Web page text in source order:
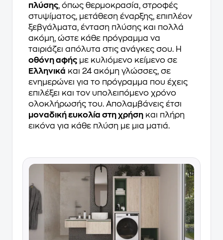
πλύσης, όπως θερμοκρασία, στροφές
στυψίματος, μετάθεση έναρξης, επιπλέον
ξεβγάλματα, ένταση πλύσης και πολλά
ακόμη, ώστε κάθε πρόγραμμα να
ταιριάζει απόλυτα στις ανάγκες σου. Η
οθόνη αφής με κυλιόμενο κείμενο σε
Ελληνικά και 24 ακόμη γλώσσες, σε
ενημερώνει για το πρόγραμμα που έχεις
επιλέξει και τον υπολειπόμενο χρόνο
ολοκλήρωσής του. Απολαμβάνεις έτσι
μοναδική ευκολία στη χρήση και πλήρη
εικόνα για κάθε πλύση με μια ματιά.